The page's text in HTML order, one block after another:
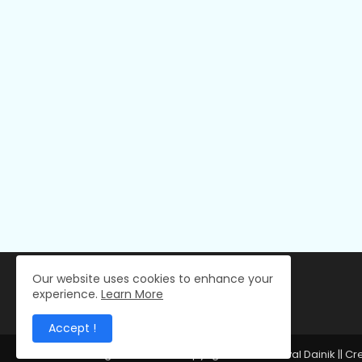
All Right Reserved Copyright © 2024 Deval Dainik ||
Our website uses cookies to enhance your
experience. Learn More
Accept !